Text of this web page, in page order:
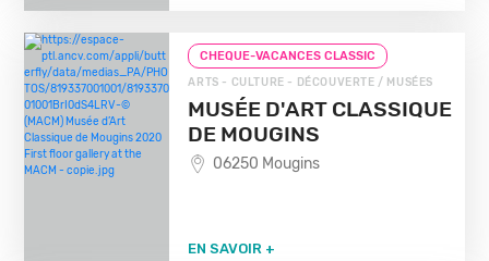
CHEQUE-VACANCES CLASSIC
ARTS - CULTURE - DÉCOUVERTE / MUSÉES
MUSÉE D'ART CLASSIQUE
DE MOUGINS
06250 Mougins
EN SAVOIR +